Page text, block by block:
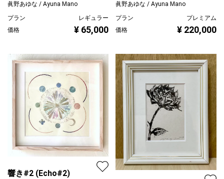
眞野あゆな / Ayuna Mano
プラン
レギュラー
価格
¥ 65,000
眞野あゆな / Ayuna Mano
プラン
プレミアム
価格
¥ 220,000
響き#2 (Echo#2)